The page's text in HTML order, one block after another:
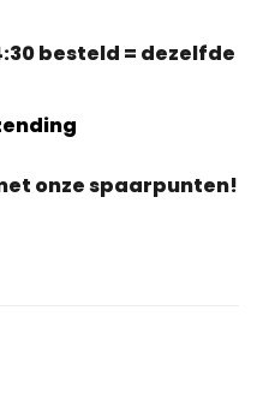
besteld = dezelfde
onze spaarpunten!